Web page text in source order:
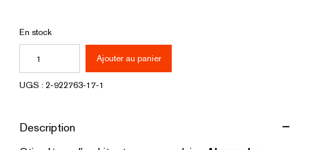
En stock
quantité
de
architecture
Ajouter au panier
UGS : 2-922763-17-1
Description